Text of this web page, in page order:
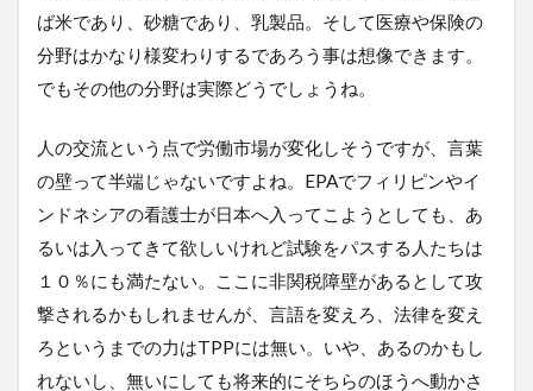
ば米であり、砂糖であり、乳製品。そして医療や保険の
分野はかなり様変わりするであろう事は想像できます。
でもその他の分野は実際どうでしょうね。
人の交流という点で労働市場が変化しそうですが、言葉
の壁って半端じゃないですよね。EPAでフィリピンやイ
ンドネシアの看護士が日本へ入ってこようとしても、あ
るいは入ってきて欲しいけれど試験をパスする人たちは
１０％にも満たない。ここに非関税障壁があるとして攻
撃されるかもしれませんが、言語を変えろ、法律を変え
ろというまでの力はTPPには無い。いや、あるのかもし
れないし、無いにしても将来的にそちらのほうへ動かさ